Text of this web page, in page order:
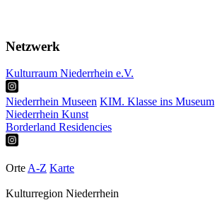
Netzwerk
Kulturraum Niederrhein e.V.
Niederrhein Museen KIM. Klasse ins Museum
Niederrhein Kunst
Borderland Residencies
OrteA-Z Karte
Kulturregion Niederrhein